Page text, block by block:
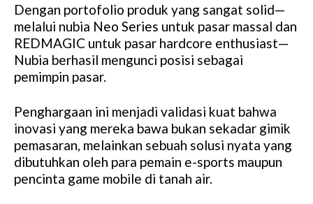
Dengan portofolio produk yang sangat solid—
melalui nubia Neo Series untuk pasar massal dan
REDMAGIC untuk pasar hardcore enthusiast—
Nubia berhasil mengunci posisi sebagai
pemimpin pasar.
Penghargaan ini menjadi validasi kuat bahwa
inovasi yang mereka bawa bukan sekadar gimik
pemasaran, melainkan sebuah solusi nyata yang
dibutuhkan oleh para pemain e-sports maupun
pencinta game mobile di tanah air.